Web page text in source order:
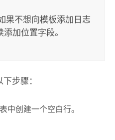
果不想向模板添加日志
添加位置字段。
步骤：
中创建一个空白行。